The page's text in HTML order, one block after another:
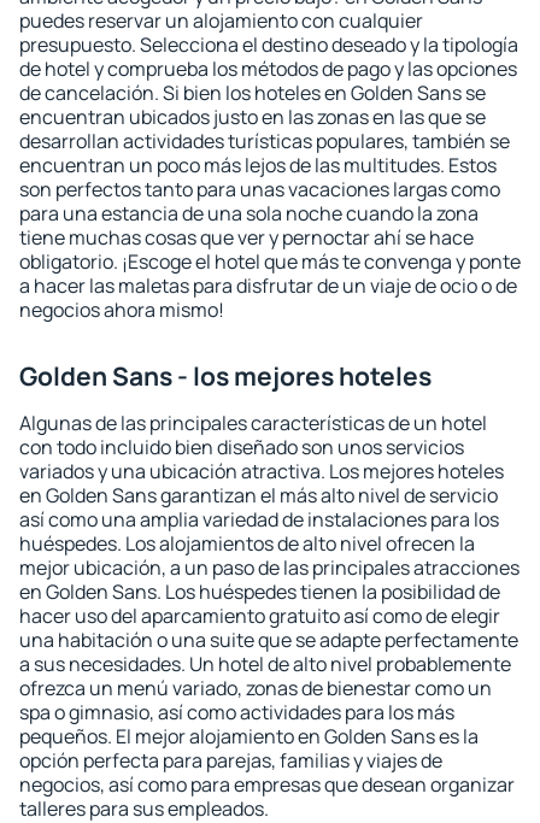
puedes reservar un alojamiento con cualquier
presupuesto. Selecciona el destino deseado y la tipología
de hotel y comprueba los métodos de pago y las opciones
de cancelación. Si bien los hoteles en Golden Sans se
encuentran ubicados justo en las zonas en las que se
desarrollan actividades turísticas populares, también se
encuentran un poco más lejos de las multitudes. Estos
son perfectos tanto para unas vacaciones largas como
para una estancia de una sola noche cuando la zona
tiene muchas cosas que ver y pernoctar ahí se hace
obligatorio. ¡Escoge el hotel que más te convenga y ponte
a hacer las maletas para disfrutar de un viaje de ocio o de
negocios ahora mismo!
Golden Sans - los mejores hoteles
Algunas de las principales características de un hotel
con todo incluido bien diseñado son unos servicios
variados y una ubicación atractiva. Los mejores hoteles
en Golden Sans garantizan el más alto nivel de servicio
así como una amplia variedad de instalaciones para los
huéspedes. Los alojamientos de alto nivel ofrecen la
mejor ubicación, a un paso de las principales atracciones
en Golden Sans. Los huéspedes tienen la posibilidad de
hacer uso del aparcamiento gratuito así como de elegir
una habitación o una suite que se adapte perfectamente
a sus necesidades. Un hotel de alto nivel probablemente
ofrezca un menú variado, zonas de bienestar como un
spa o gimnasio, así como actividades para los más
pequeños. El mejor alojamiento en Golden Sans es la
opción perfecta para parejas, familias y viajes de
negocios, así como para empresas que desean organizar
talleres para sus empleados.